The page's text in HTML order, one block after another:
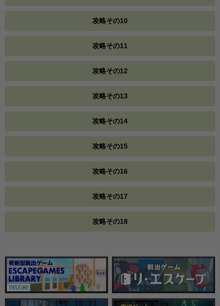
攻略その10
攻略その11
攻略その12
攻略その13
攻略その14
攻略その15
攻略その16
攻略その17
攻略その18